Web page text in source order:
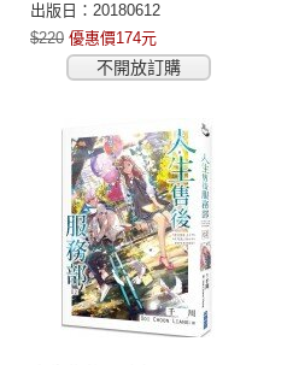
出版日：20180612
$220 優惠價174元
不開放訂購